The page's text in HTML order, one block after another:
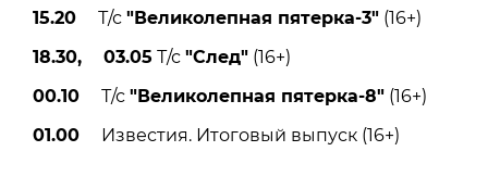
15.20 Т/с "Великолепная пятерка-3" (16+)
18.30, 03.05 Т/с "След" (16+)
00.10 Т/с "Великолепная пятерка-8" (16+)
01.00 Известия. Итоговый выпуск (16+)